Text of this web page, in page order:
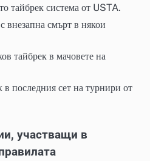
тайбрек система от USTA.
внезапна смърт в някои
тайбрек в мачовете на
в последния сет на турнири от
участващи в